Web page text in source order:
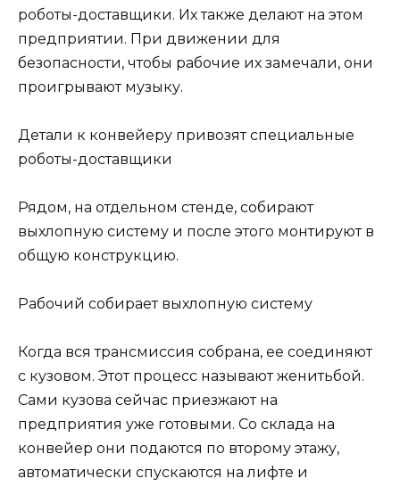
роботы-доставщики. Их также делают на этом
предприятии. При движении для
безопасности, чтобы рабочие их замечали, они
проигрывают музыку.
Детали к конвейеру привозят специальные
роботы-доставщики
Рядом, на отдельном стенде, собирают
выхлопную систему и после этого монтируют в
общую конструкцию.
Рабочий собирает выхлопную систему
Когда вся трансмиссия собрана, ее соединяют
с кузовом. Этот процесс называют женитьбой.
Сами кузова сейчас приезжают на
предприятия уже готовыми. Со склада на
конвейер они подаются по второму этажу,
автоматически спускаются на лифте и